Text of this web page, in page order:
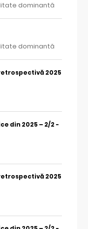
dominantă
dominantă
2025
din 2025 – 2/2 -
2025